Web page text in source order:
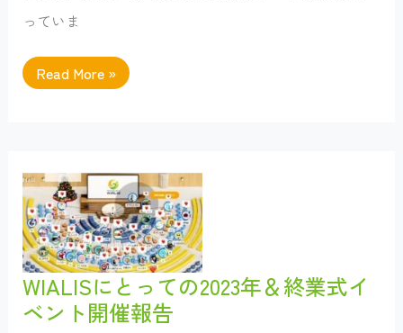
っていま
WIALIS
の
紹
介！
Read More »
WIALISにとっての2023年＆終業式イ
ベント開催報告